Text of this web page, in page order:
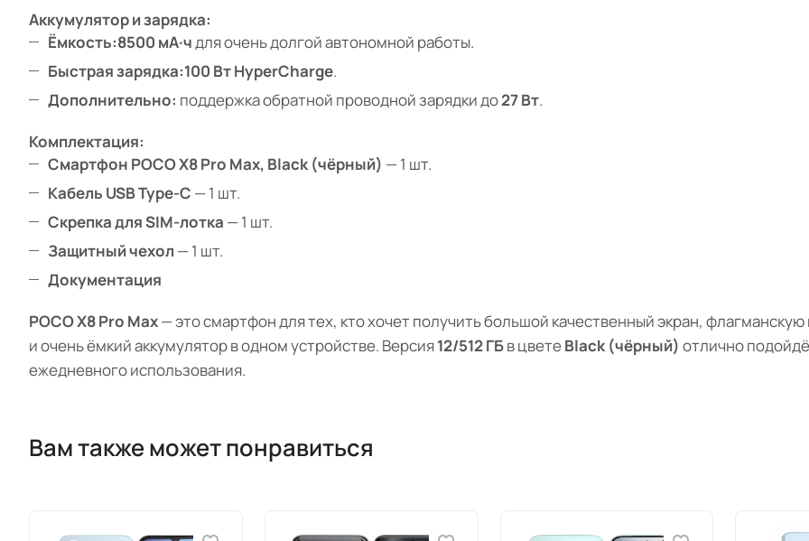
Аккумулятор и зарядка:
Ёмкость:8500 мА·чдля очень долгой автономной работы.
Быстрая зарядка:100 Вт HyperCharge.
Дополнительно: поддержка обратной проводной зарядки до27 Вт.
Комплектация:
Смартфон POCO X8 Pro Max, Black (чёрный) — 1 шт.
Кабель USB Type-C — 1 шт.
Скрепка для SIM-лотка — 1 шт.
Защитный чехол — 1 шт.
Документация
POCO X8 Pro Max— это смартфон для тех, кто хочет получить большой качественный экран,
и очень ёмкий аккумулятор в одном устройстве. Версия12/512 ГБв цветеBlack (чёрный) отлично
ежедневного использования.
Вам также может понравиться